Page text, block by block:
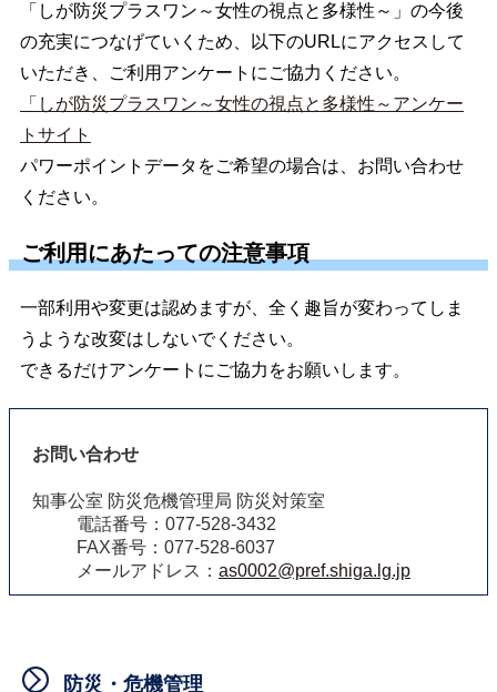
「しが防災プラスワン～女性の視点と多様性～」の今後
の充実につなげていくため、以下のURLにアクセスして
いただき、ご利用アンケートにご協力ください。
「しが防災プラスワン～女性の視点と多様性～アンケー
トサイト
パワーポイントデータをご希望の場合は、お問い合わせ
ください。
ご利用にあたっての注意事項
一部利用や変更は認めますが、全く趣旨が変わってしま
うような改変はしないでください。
できるだけアンケートにご協力をお願いします。
お問い合わせ
知事公室 防災危機管理局 防災対策室
電話番号：077-528-3432
FAX番号：077-528-6037
メールアドレス： as0002@pref.shiga.lg.jp
防災・危機管理